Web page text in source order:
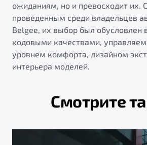
ожиданиям, но и превосходит их.
проведенным среди владельцев
Belgee, их выбор был обусловлен
ходовыми качествами,
уровнем комфорта, дизайном
интерьера моделей.
Смотрите